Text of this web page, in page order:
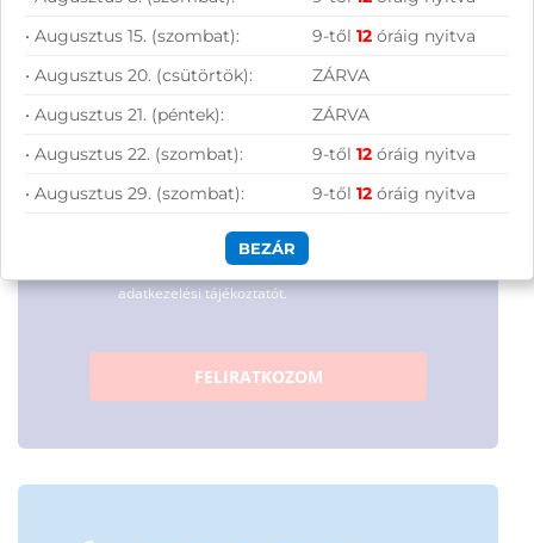
Hírlevelünkről bármikor leiratkozhatsz.
ÁSZF-ben található
adatkezelési tájékoztatót.
FELIRATKOZOM
• Augusztus 15. (szombat):
9-től12 óráig nyitva
• Augusztus 20. (csütörtök):
ZÁRVA
• Augusztus 21. (péntek):
ZÁRVA
• Augusztus 22. (szombat):
9-től12 óráig nyitva
• Augusztus 29. (szombat):
9-től12 óráig nyitva
BEZÁR